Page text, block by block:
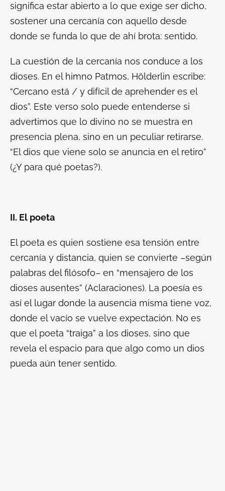
significa estar abierto a lo que exige ser dicho,
sostener una cercanía con aquello desde
donde se funda lo que de ahí brota: sentido.
La cuestión de la cercanía nos conduce a los
dioses. En el himno Patmos, Hölderlin escribe:
“Cercano está / y difícil de aprehender es el
dios”. Este verso solo puede entenderse si
advertimos que lo divino no se muestra en
presencia plena, sino en un peculiar retirarse.
“El dios que viene solo se anuncia en el retiro”
(¿Y para qué poetas?).
II. El poeta
El poeta es quien sostiene esa tensión entre
cercanía y distancia, quien se convierte –según
palabras del filósofo– en “mensajero de los
dioses ausentes” (Aclaraciones). La poesía es
así el lugar donde la ausencia misma tiene voz,
donde el vacío se vuelve expectación. No es
que el poeta “traiga” a los dioses, sino que
revela el espacio para que algo como un dios
pueda aún tener sentido.